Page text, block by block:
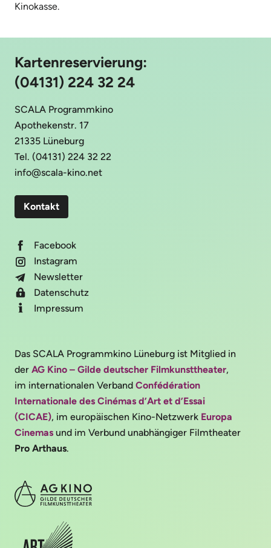
Kinokasse.
Kartenreservierung:
(04131) 224 32 24
SCALA Programmkino
Apothekenstr. 17
21335 Lüneburg
Tel. (04131) 224 32 22
info@scala-kino.net
Kontakt
Facebook
Instagram
Newsletter
Datenschutz
Impressum
Das SCALA Programmkino Lüneburg ist Mitglied in
der AG Kino – Gilde deutscher Filmkunsttheater,
im internationalen Verband Confédération
Internationale des Cinémas d’Art et d’Essai
(CICAE), im europäischen Kino-Netzwerk Europa
Cinemas und im Verbund unabhängiger Filmtheater
Pro Arthaus.